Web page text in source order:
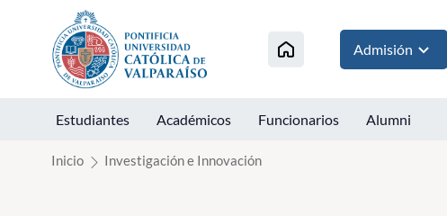
Click acá para ir directamente al contenido
Admisión
Estudiantes Académicos Funcionarios Alumni
Inicio Investigación e Innovación